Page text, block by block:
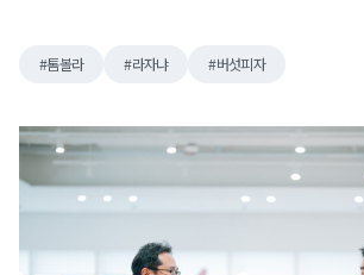
톰볼라 라자냐 버섯피자